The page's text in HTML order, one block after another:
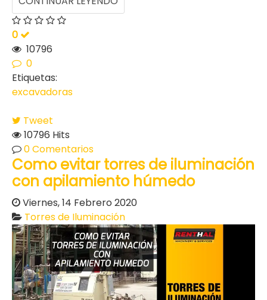
0
10796
0
Etiquetas:
excavadoras
Tweet
10796 Hits
0 Comentarios
Como evitar torres de iluminación
con apilamiento húmedo
Viernes, 14 Febrero 2020
Torres de Iluminación